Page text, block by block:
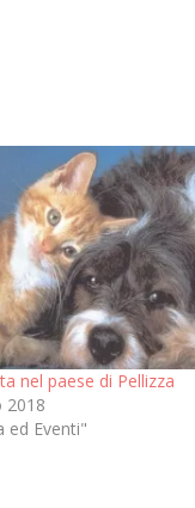
nel paese di Pellizza
2018
ed Eventi"